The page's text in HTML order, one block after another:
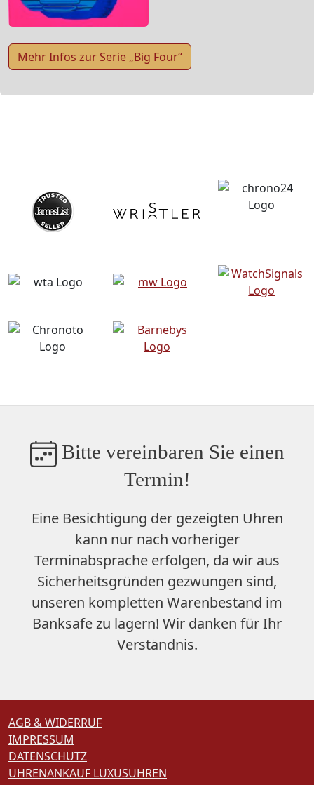
Mehr Infos zur Serie „Big Four“
Bitte vereinbaren Sie einen
Termin!
Eine Besichtigung der gezeigten Uhren
kann nur nach vorheriger
Terminabsprache erfolgen, da wir aus
Sicherheitsgründen gezwungen sind,
unseren kompletten Warenbestand im
Banksafe zu lagern! Wir danken für Ihr
Verständnis.
AGB & WIDERRUF
IMPRESSUM
DATENSCHUTZ
UHRENANKAUF LUXUSUHREN